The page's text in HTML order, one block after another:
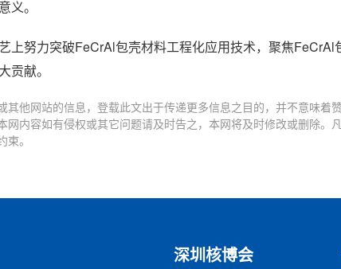
义。
努力突破FeCrAl包壳材料工程化应用技术，聚焦FeCrAl
贡献。
其他网站的信息，登载此文出于传递更多信息之目的，并不意味着
网内容如有侵权或其它问题请及时告之，本网将及时修改或删除。
束。
深圳核博会